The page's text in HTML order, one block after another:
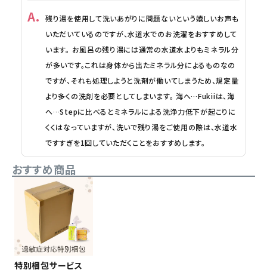
残り湯を使用して洗いあがりに問題ないという嬉しいお声も
いただいているのですが、水道水でのお洗濯をおすすめして
います。 お風呂の残り湯には通常の水道水よりもミネラル分
が多いです。これは身体から出たミネラル分によるものなの
ですが、それも処理しようと洗剤が働いてしまうため、規定量
より多くの洗剤を必要としてしまいます。 海へ…Fukiiは、海
へ…Stepに比べるとミネラルによる洗浄力低下が起こりに
くくはなっていますが、洗いで残り湯をご使用の際は、水道水
ですすぎを1回していただくことをおすすめします。
おすすめ商品
特別梱包サービス